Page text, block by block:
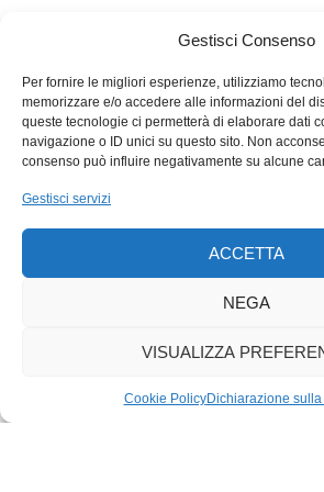
Gestisci Consenso
Per fornire le migliori esperienze, utilizziamo
memorizzare e/o accedere alle informazioni del
queste tecnologie ci permetterà di elaborare dati
navigazione o ID unici su questo sito. Non
consenso può influire negativamente su alcune
Gestisci servizi
ACCETTA
NEGA
VISUALIZZA
Cookie PolicyDichiarazione sulla
(Matteo 12, 39), fiamme gotiche come
macedonie cromatiche per più tristi giorni.
i mostriciattoli cesellati da un ebanista
bestiacce fantastiche ornano qua e là, nel
quercia del quattordicesimo secolo. Un
questi meravigliosi cani dal volto
facce da troll, c’entrano come i cavoli a